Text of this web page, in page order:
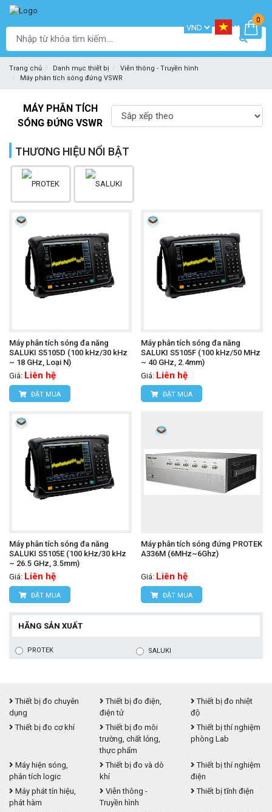
0
Trang chủ Danh mục thiết bị
Viễn thông - Truyền hình
Máy phân tích sóng đứng VSWR
MÁY PHÂN TÍCH
SÓNG ĐỨNG VSWR
THƯƠNG HIỆU NỔI BẬT
Máy phân tích sóng đa năng
SALUKI S5105D (100 kHz/30 kHz
~ 18 GHz, Loại N)
Giá: Liên hệ
ĐẶT MUA
Máy phân tích sóng đa năng
SALUKI S5105F (100 kHz/50 MHz
~ 40 GHz, 2.4mm)
Giá: Liên hệ
ĐẶT MUA
Máy phân tích sóng đa năng
SALUKI S5105E (100 kHz/30 kHz
~ 26.5 GHz, 3.5mm)
Giá: Liên hệ
ĐẶT MUA
Máy phân tích sóng đứng PROTEK
A336M (6MHz~6Ghz)
Giá: Liên hệ
ĐẶT MUA
HÃNG SẢN XUẤT
PROTEK SALUKI
Thiết bị đo chuyên
dụng
Thiết bị đo điện,
điện tử
Thiết bị đo nhiệt
độ
Thiết bị đo cơ khí
Thiết bị đo môi
trường, chất lỏng,
thực phẩm
Thiết bị thí nghiệm
phòng Lab
Máy hiện sóng,
phân tích logic
Thiết bị đo và dò
khí
Thiết bị thí nghiệm
điện
Máy phát tín hiệu,
phát hàm
Viễn thông -
Truyền hình
Thiết bị tĩnh điện